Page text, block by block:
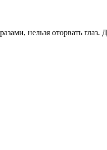
нельзя оторвать глаз.